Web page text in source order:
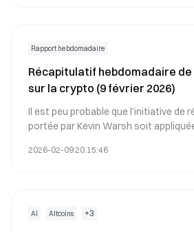
Rapport hebdomadaire
Récapitulatif hebdomadaire
sur la crypto (9 février 2026)
Il est peu probable que l’initiative de
portée par Kevin Warsh soit
moyen et long terme.
2026-02-09 20:15:46
AI Altcoins +3